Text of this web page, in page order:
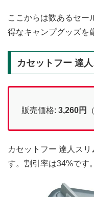
ここからは数あるセー
得なキャンプグッズを
カセットフー 達
販売価格: 3,260円
カセットフー 達人ス
す。割引率は34%です。